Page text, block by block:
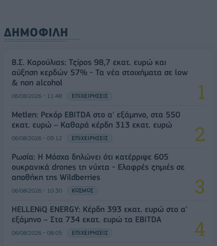
ΔΗΜΟΦΙΛΗ
Β.Σ. Καρούλιας: Τζίρος 98,7 εκατ. ευρώ και
αύξηση κερδών 57% - Τα νέα στοιχήματα σε low
& non alcohol
06/08/2026 - 11:48 ΕΠΙΧΕΙΡΗΣΕΙΣ
Metlen: Ρεκόρ EBITDA στο α' εξάμηνο, στα 550
εκατ. ευρώ – Καθαρά κέρδη 313 εκατ. ευρώ
06/08/2026 - 09:12 ΕΠΙΧΕΙΡΗΣΕΙΣ
Ρωσία: Η Μόσχα δηλώνει ότι κατέρριψε 605
ουκρανικά drones τη νύχτα - Ελαφρές ζημιές σε
αποθήκη της Wildberries
06/08/2026 - 10:30 ΚΟΣΜΟΣ
HELLENiQ ENERGY: Κέρδη 393 εκατ. ευρώ στο α'
εξάμηνο – Στα 734 εκατ. ευρώ τα EBITDA
06/08/2026 - 08:05 ΕΠΙΧΕΙΡΗΣΕΙΣ